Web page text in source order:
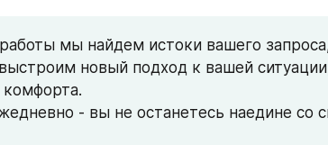
мы найдем истоки вашего
новый подход к вашей
комфорта.
- вы не останетесь наедине со